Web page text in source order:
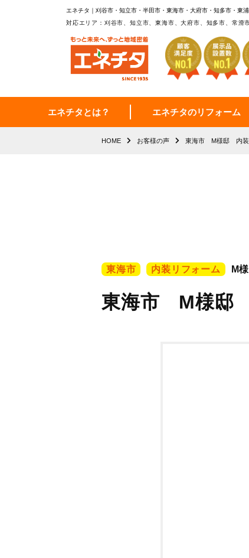
エネチタ｜刈谷市・知立市・半田市・東海市・大府市・知多市・東
対応エリア：刈谷市、知立市、東海市、大府市、知多市、常滑
エネチタとは？ エネチタのリフォーム
HOME お客様の声 東海市 M様邸 内装
東海市 内装リフォーム M
東海市 M様邸